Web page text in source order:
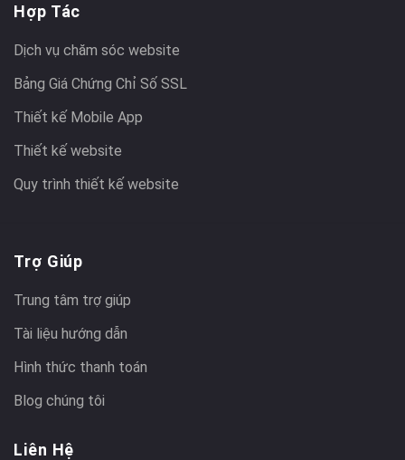
Hợp Tác
Dịch vụ chăm sóc website
Bảng Giá Chứng Chỉ Số SSL
Thiết kế Mobile App
Thiết kế website
Quy trình thiết kế website
Trợ Giúp
Trung tâm trợ giúp
Tài liệu hướng dẫn
Hình thức thanh toán
Blog chúng tôi
Liên Hệ